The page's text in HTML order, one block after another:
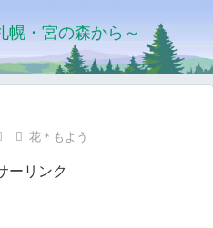
・宮の森から～
花＊もよう
ーリンク